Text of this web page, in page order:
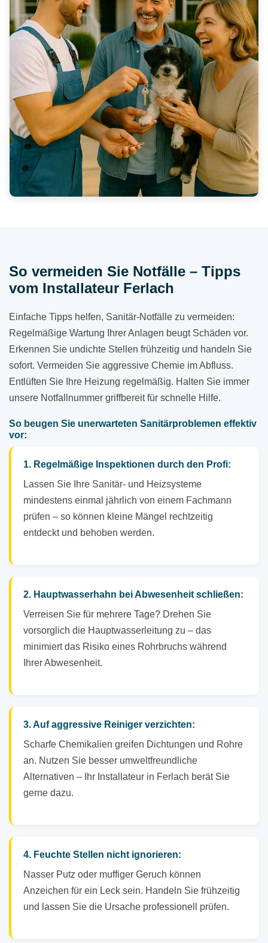
So vermeiden Sie Notfälle – Tipps
vom Installateur Ferlach
Einfache Tipps helfen, Sanitär-Notfälle zu vermeiden:
Regelmäßige Wartung Ihrer Anlagen beugt Schäden vor.
Erkennen Sie undichte Stellen frühzeitig und handeln Sie
sofort. Vermeiden Sie aggressive Chemie im Abfluss.
Entlüften Sie Ihre Heizung regelmäßig. Halten Sie immer
unsere Notfallnummer griffbereit für schnelle Hilfe.
So beugen Sie unerwarteten Sanitärproblemen effektiv
vor:
1. Regelmäßige Inspektionen durch den Profi:
Lassen Sie Ihre Sanitär- und Heizsysteme
mindestens einmal jährlich von einem Fachmann
prüfen – so können kleine Mängel rechtzeitig
entdeckt und behoben werden.
2. Hauptwasserhahn bei Abwesenheit schließen:
Verreisen Sie für mehrere Tage? Drehen Sie
vorsorglich die Hauptwasserleitung zu – das
minimiert das Risiko eines Rohrbruchs während
Ihrer Abwesenheit.
3. Auf aggressive Reiniger verzichten:
Scharfe Chemikalien greifen Dichtungen und Rohre
an. Nutzen Sie besser umweltfreundliche
Alternativen – Ihr Installateur in Ferlach berät Sie
gerne dazu.
4. Feuchte Stellen nicht ignorieren:
Nasser Putz oder muffiger Geruch können
Anzeichen für ein Leck sein. Handeln Sie frühzeitig
und lassen Sie die Ursache professionell prüfen.